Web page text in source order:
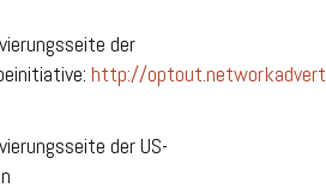
der
http://
der US-